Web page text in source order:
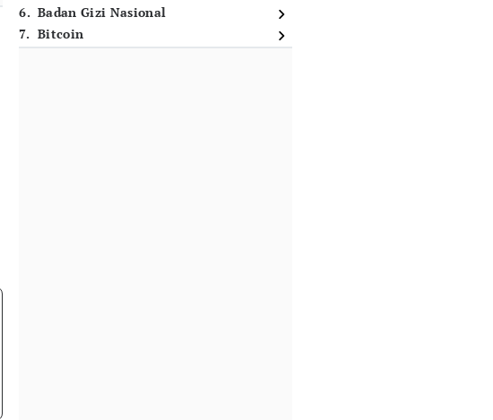
6. Badan Gizi Nasional
7. Bitcoin